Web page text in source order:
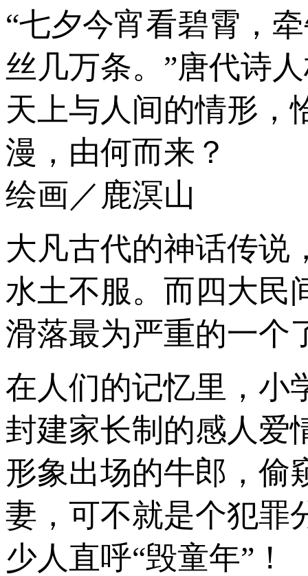
“七夕今宵看碧霄，
丝几万条。”唐代诗
天上与人间的情形，
漫，由何而来？
绘画／鹿溟山
大凡古代的神话传说
水土不服。而四大民
滑落最为严重的一个
在人们的记忆里，小
封建家长制的感人爱
形象出场的牛郎，偷
妻，可不就是个犯罪
少人直呼“毁童年”！